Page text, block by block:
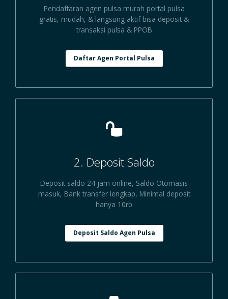
Pendaftaran agen pulsa murah portal pulsa
gratis, mudah, & langsung aktif bisa deposit &
transaksi pulsa & PPOB
Daftar Agen Portal Pulsa
2. Deposit Saldo
Deposit saldo 24 jam online, Saldo Otomasis
masuk, Bank transfer lengkap, Minimal deposit
hanya 10rb
Deposit Saldo Agen Pulsa